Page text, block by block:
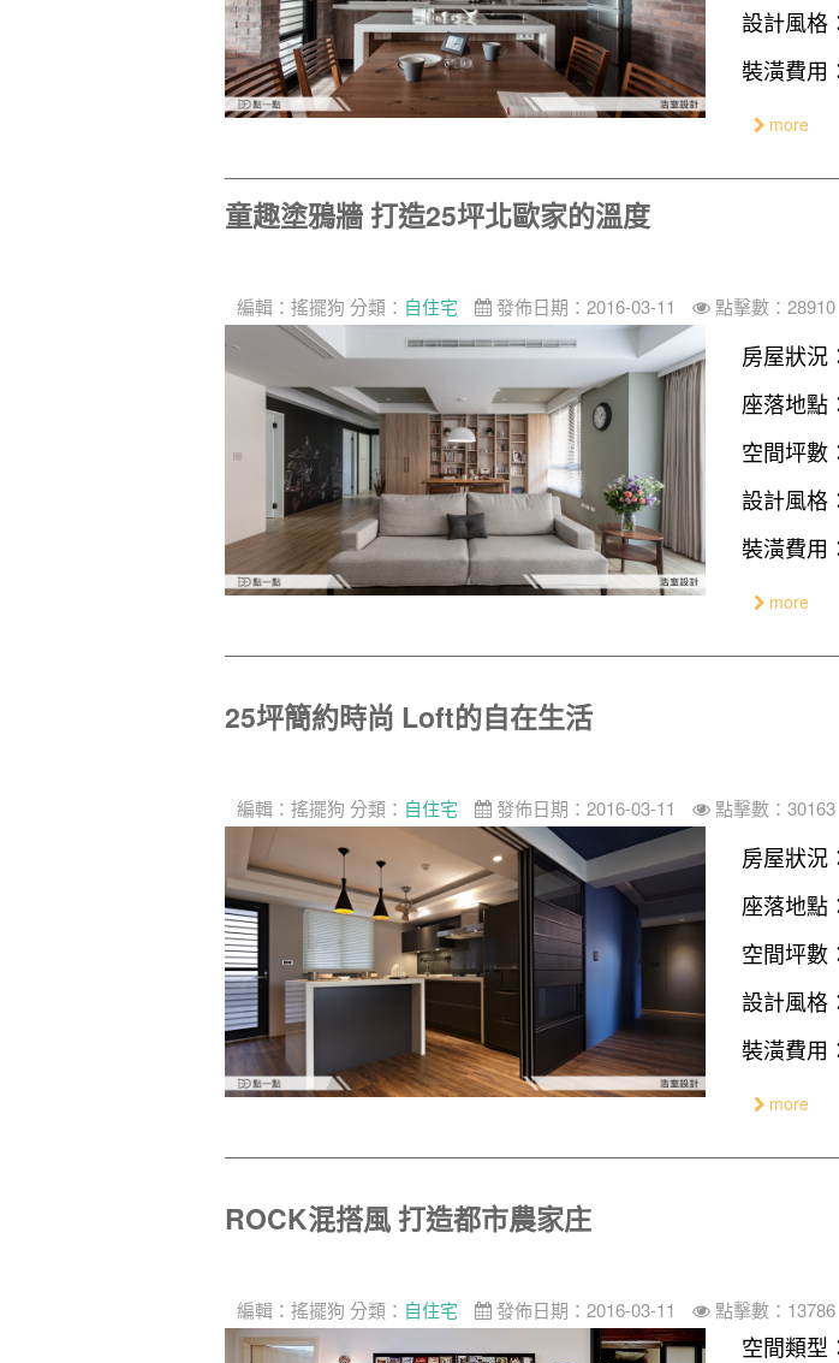
設計風格
裝潢費用
more
童趣塗鴉牆 打造25坪北歐家的溫度
編輯： 搖擺狗 分類： 自住宅 發佈日期：2016-03-11 點擊數：28910
房屋狀況
座落地點
空間坪數
設計風格
裝潢費用
more
25坪簡約時尚 Loft的自在生活
編輯： 搖擺狗 分類： 自住宅 發佈日期：2016-03-11 點擊數：30163
房屋狀況
座落地點
空間坪數
設計風格
裝潢費用
more
ROCK混搭風 打造都市農家庄
編輯： 搖擺狗 分類： 自住宅 發佈日期：2016-03-11 點擊數：13786
空間類型